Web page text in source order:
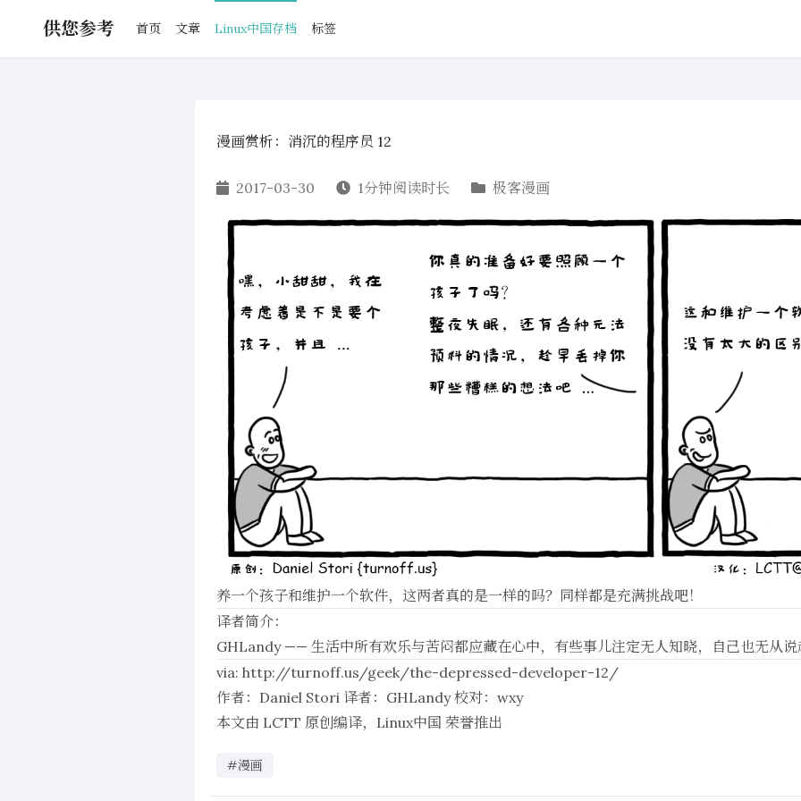
供您参考 首页 文章 Linux中国存档 标签
漫画赏析：消沉的程序员 12
2017-03-30 1分钟阅读时长 极客漫画
养一个孩子和维护一个软件，这两者真的是一样的吗？同样都是充满挑战吧！
译者简介：
GHLandy—— 生活中所有欢乐与苦闷都应藏在心中，有些事儿注定无人知晓，自己也无从说
via: http://turnoff.us/geek/the-depressed-developer-12/
作者： Daniel Stori 译者： GHLandy校对： wxy
本文由 LCTT 原创编译， Linux中国 荣誉推出
#漫画